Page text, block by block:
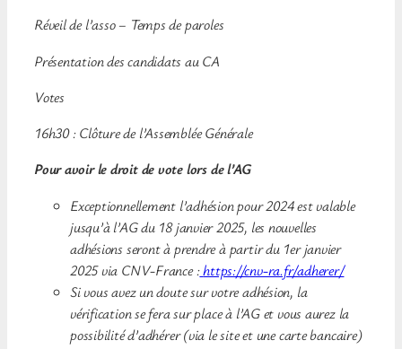
Réveil de l’asso – Temps de paroles
Présentation des candidats au CA
Votes
16h30 : Clôture de l’Assemblée Générale
Pour avoir le droit de vote lors de l’AG
Exceptionnellement l’adhésion pour 2024 est valable
jusqu’à l’AG du 18 janvier 2025, les nouvelles
adhésions seront à prendre à partir du 1er janvier
2025 via CNV-France :https://cnv-ra.fr/adherer/
Si vous avez un doute sur votre adhésion, la
vérification se fera sur place à l’AG et vous aurez la
possibilité d’adhérer (via le site et une carte bancaire)